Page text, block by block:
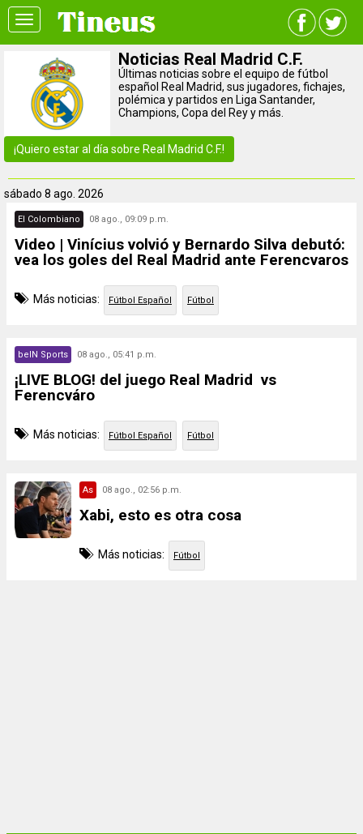
Toggle
navigation
Noticias Real Madrid C.F.
Últimas noticias sobre el equipo de fútbol
español Real Madrid, sus jugadores, fichajes,
polémica y partidos en Liga Santander,
Champions, Copa del Rey y más.
¡Quiero estar al día sobre Real Madrid C.F.!
sábado 8 ago. 2026
El Colombiano 08 ago., 09:09 p.m.
Video | Vinícius volvió y Bernardo Silva debutó:
vea los goles del Real Madrid ante Ferencvaros
Más noticias: Fútbol Español Fútbol
beIN Sports 08 ago., 05:41 p.m.
¡LIVE BLOG! del juego Real Madrid vs
Ferencváro
Más noticias: Fútbol Español Fútbol
As 08 ago., 02:56 p.m.
Xabi, esto es otra cosa
Más noticias: Fútbol